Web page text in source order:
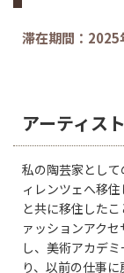
滞在期間：2025
アーティス
私の陶芸家とし
ィレンツェへ移
と共に移住した
ァッションアク
し、美術アカデ
り、以前の仕事に